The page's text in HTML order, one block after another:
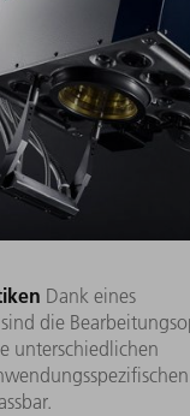
Dank eines
sind die
unterschiedlichen